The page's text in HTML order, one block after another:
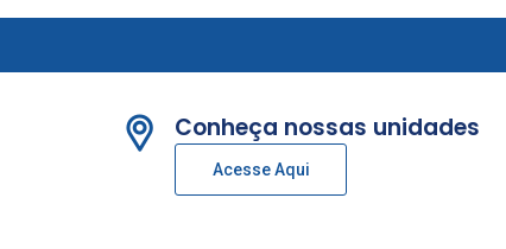
Conheça nossas unidades
Acesse Aqui